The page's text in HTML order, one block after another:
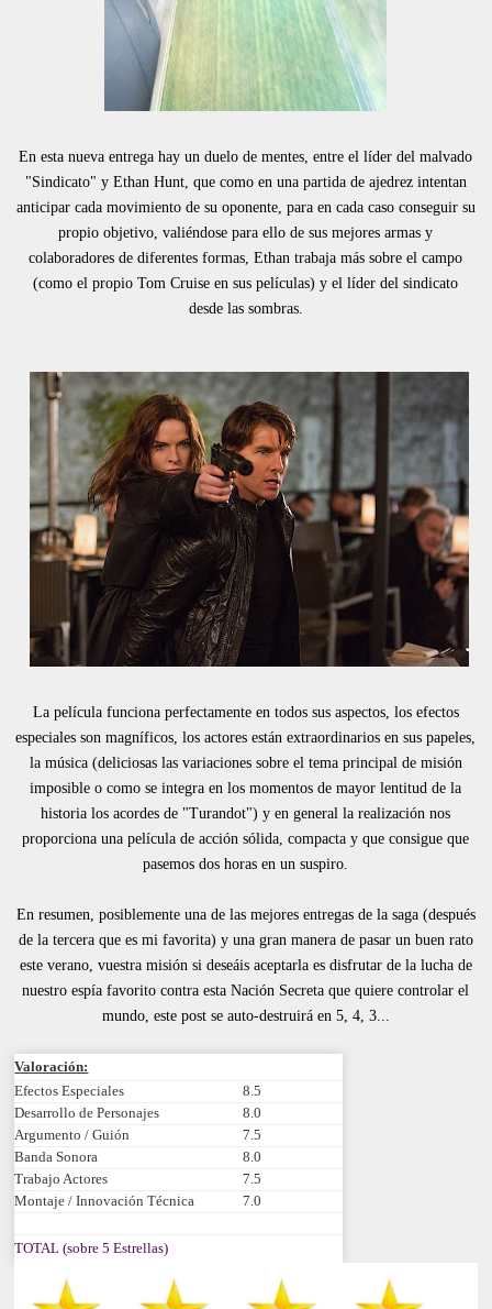
En esta nueva entrega hay un duelo de mentes, entre el líder del malvado
"Sindicato" y Ethan Hunt, que como en una partida de ajedrez intentan
anticipar cada movimiento de su oponente, para en cada caso conseguir su
propio objetivo, valiéndose para ello de sus mejores armas y
colaboradores de diferentes formas, Ethan trabaja más sobre el campo
(como el propio Tom Cruise en sus películas) y el líder del sindicato
desde las sombras.
La película funciona perfectamente en todos sus aspectos, los efectos
especiales son magníficos, los actores están extraordinarios en sus papeles,
la música (deliciosas las variaciones sobre el tema principal de misión
imposible o como se integra en los momentos de mayor lentitud de la
historia los acordes de "Turandot") y en general la realización nos
proporciona una película de acción sólida, compacta y que consigue que
pasemos dos horas en un suspiro.
En resumen, posiblemente una de las mejores entregas de la saga (después
de la tercera que es mi favorita) y una gran manera de pasar un buen rato
este verano, vuestra misión si deseáis aceptarla es disfrutar de la lucha de
nuestro espía favorito contra esta Nación Secreta que quiere controlar el
mundo, este post se auto-destruirá en 5, 4, 3...
Valoración:
Efectos Especiales
8.5
Desarrollo de Personajes
8.0
Argumento / Guión
7.5
Banda Sonora
8.0
Trabajo Actores
7.5
Montaje / Innovación Técnica
7.0
TOTAL (sobre 5 Estrellas)